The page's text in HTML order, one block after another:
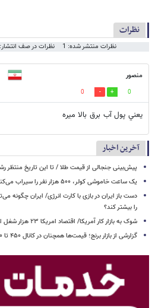
نظرات
نظرات منتشر شده: 1 نظرات در صف انتشار: 0
منصور
0
0
يعني پول آب برق بالا ميره
آخرین اخبار
پیش‌بینی جنجالی از قیمت طلا / تا این تاریخ منتظر
یک ساعت خاموشی کولر، ۵۰۰ هزار نفر را سیراب می‌کند
دست باز ایران در بازی با کارت انرژی/ ایران چگونه
را بیشتر کند؟
شوک به بازار کار آمریکا/ اقتصاد امریکا ۲۳ هزار شغل از دست داد
گزارشی از بازار برنج؛ قیمت‌ها همچنان در کانال ۴۵۰ تا ۵۵۰ هزار تومان